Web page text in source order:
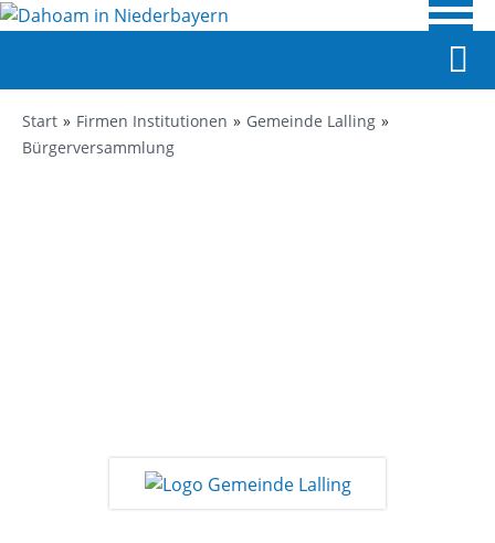
Start Firmen Institutionen
Gemeinde Lalling
Bürgerversammlung